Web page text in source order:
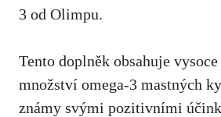
3 od Olimpu.
Tento doplněk obsahuje
množství omega-3 mastných
známy svými pozitivními